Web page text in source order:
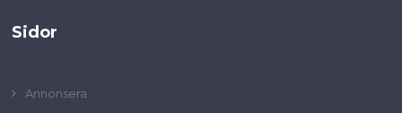
Sidor
Annonsera